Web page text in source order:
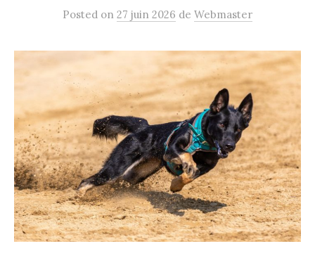
Posted on 27 juin 2026 de Webmaster